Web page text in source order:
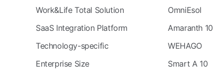
Work&Life Total Solution
SaaS Integration Platform
Technology-specific
Enterprise Size
OmniEsol
Amaranth 10
WEHAGO
Smart A 10